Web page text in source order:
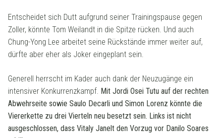
Entscheidet sich Dutt aufgrund seiner Trainingspause gegen
Zoller, könnte Tom Weilandt in die Spitze rücken. Und auch
Chung-Yong Lee arbeitet seine Rückstände immer weiter auf,
dürfte aber eher als Joker eingeplant sein.
Generell herrscht im Kader auch dank der Neuzugänge ein
intensiver Konkurrenzkampf. Mit Jordi Osei Tutu auf der rechten
Abwehrseite sowie Saulo Decarli und Simon Lorenz könnte die
Viererkette zu drei Vierteln neu besetzt sein. Links ist nicht
ausgeschlossen, dass Vitaly Janelt den Vorzug vor Danilo Soares